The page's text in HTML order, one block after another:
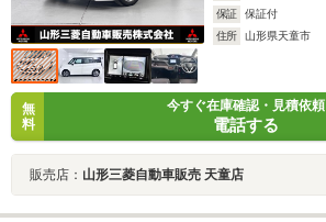
保証
保証付
住所
山形県天童市
無
料
今すぐ在庫確認・見積依頼
電話する
販売店： 山形三菱自動車販売 天童店